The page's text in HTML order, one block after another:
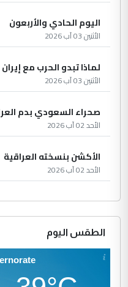
اليوم الحادي والأربعون
الأثنين 03 آب 2026
لماذا تبدو الحرب مع
الأثنين 03 آب 2026
صحراء السعودي بدم
الأحد 02 آب 2026
الأكشن بنسخته العراقية
الأحد 02 آب 2026
الطقس اليوم